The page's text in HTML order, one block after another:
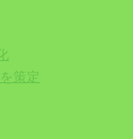
策定